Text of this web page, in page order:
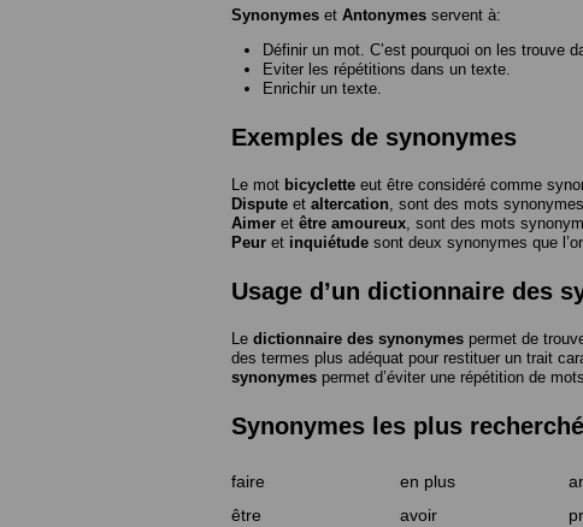
Synonymes et Antonymes servent à:
Définir un mot. C’est pourquoi on les trouve
Eviter les répétitions dans un texte.
Enrichir un texte.
Exemples de synonymes
Le mot bicyclette eut être considéré comme
Dispute et altercation, sont des mots
Aimer et être amoureux, sont des mots
Peur et inquiétude sont deux synonymes que
Usage d’un dictionnaire des
Le dictionnaire des synonymes permet de
des termes plus adéquat pour restituer un trait
synonymes permet d’éviter une répétition de
Synonymes les plus
faire en plus
être
avoir